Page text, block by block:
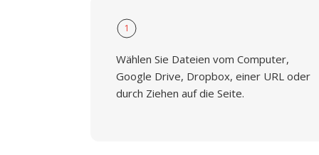
1
Wählen Sie Dateien vom Computer,
Google Drive, Dropbox, einer URL oder
durch Ziehen auf die Seite.